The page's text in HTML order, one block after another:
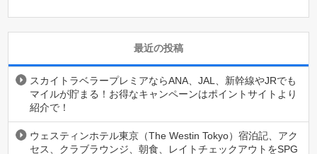
最近の投稿
スカイトラベラープレミアならANA、JAL、新幹線やJRでも
マイルが貯まる！お得なキャンペーンはポイントサイトより
紹介で！
ウェスティンホテル東京（The Westin Tokyo）宿泊記、アク
セス、クラブラウンジ、朝食、レイトチェックアウトをSPG